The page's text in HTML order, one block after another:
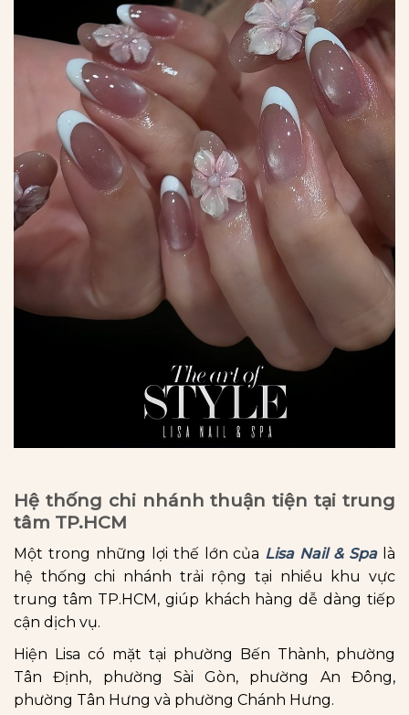
Hệ thống chi nhánh thuận tiện tại trung
tâm TP.HCM
Một trong những lợi thế lớn của Lisa Nail & Spalà
hệ thống chi nhánh trải rộng tại nhiều khu vực
trung tâm TP.HCM, giúp khách hàng dễ dàng tiếp
cận dịch vụ.
Hiện Lisa có mặt tại phường Bến Thành, phường
Tân Định, phường Sài Gòn, phường An Đông,
phường Tân Hưng và phường Chánh Hưng.